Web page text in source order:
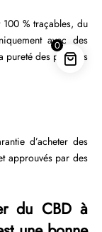
0
% traçables, du
avec des
pureté des produits
d’acheter des
approuvés par des
du CBD à